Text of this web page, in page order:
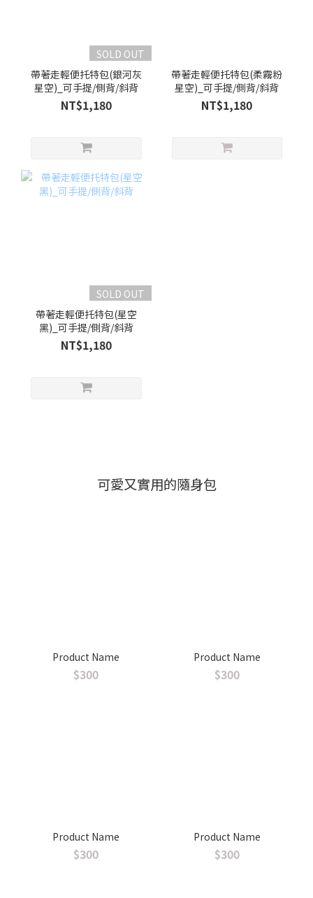
SOLD OUT
帶著走輕便托特包(銀河灰
星空)_可手提/側背/斜背
NT$1,180
帶著走輕便托特包(柔霧粉
星空)_可手提/側背/斜背
NT$1,180
SOLD OUT
帶著走輕便托特包(星空
黑)_可手提/側背/斜背
NT$1,180
可愛又實用的隨身包
Product Name
$300
Product Name
$300
Product Name
$300
Product Name
$300